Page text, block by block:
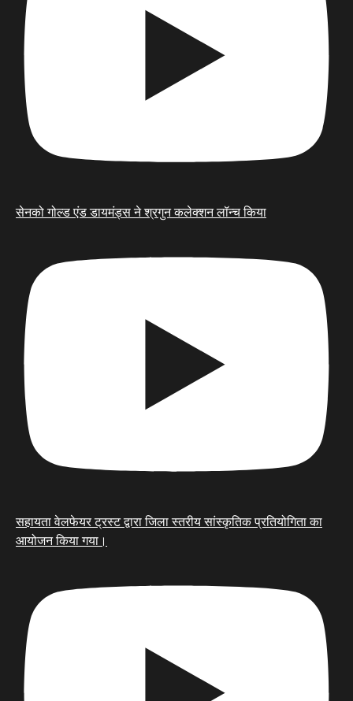
सेनको गोल्ड एंड डायमंड्स ने श्रगुन कलेक्शन लॉन्च किया
सहायता वेलफेयर ट्रस्ट द्वारा जिला स्तरीय सांस्कृतिक प्रतियोगिता का
आयोजन किया गया।